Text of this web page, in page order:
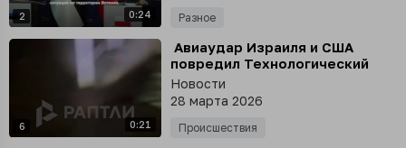
2 0:24 Разное
6 0:21
⁣ Авиаудар Израиля и США
повредил Технологический
университет имени Амира
Кабира в Тегеране -
старейшее учебное заведение
Ирана
Новости
28 марта 2026
Происшествия